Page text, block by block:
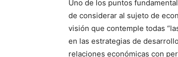
Uno de los puntos
de considerar al sujeto de
visión que contemple todas
en las estrategias de
relaciones económicas con